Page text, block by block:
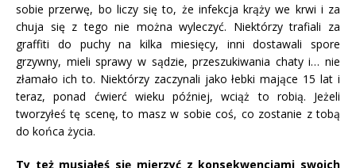
sobie przerwę, bo liczy się to, że infekcja krąży we krwi i za
chuja się z tego nie można wyleczyć. Niektórzy trafiali za
graffiti do puchy na kilka miesięcy, inni dostawali spore
grzywny, mieli sprawy w sądzie, przeszukiwania chaty i… nie
złamało ich to. Niektórzy zaczynali jako łebki mające 15 lat i
teraz, ponad ćwierć wieku później, wciąż to robią. Jeżeli
tworzyłeś tę scenę, to masz w sobie coś, co zostanie z tobą
do końca życia.
Ty też musiałeś się mierzyć z konsekwencjami swoich